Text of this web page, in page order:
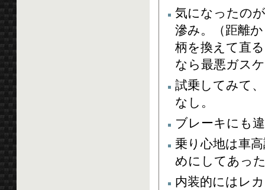
気になったの
滲み。（距離
柄を換えて直
なら最悪ガス
試乗してみて
なし。
ブレーキにも
乗り心地は車
めにしてあっ
内装的にはレ